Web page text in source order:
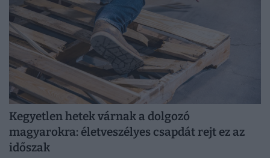
Kegyetlen hetek várnak a dolgozó
magyarokra: életveszélyes csapdát rejt ez az
időszak